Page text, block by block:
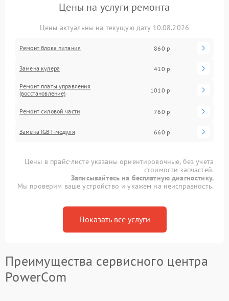
Цены на услуги ремонта
Цены актуальны на текущую дату 10.08.2026
Ремонт блока питания 860 р
Замена кулера 410 р
Ремонт платы управления
(восстановление)
1010 р
Ремонт силовой части 760 р
Замена IGBT-модуля 660 р
Цены в прайс-листе указаны ориентировочные, без учета
стоимости запчастей.
Записывайтесь на бесплатную диагностику.
Мы проверим ваше устройство и укажем на неисправность.
Показать все услуги
Преимущества сервисного центра
PowerCom